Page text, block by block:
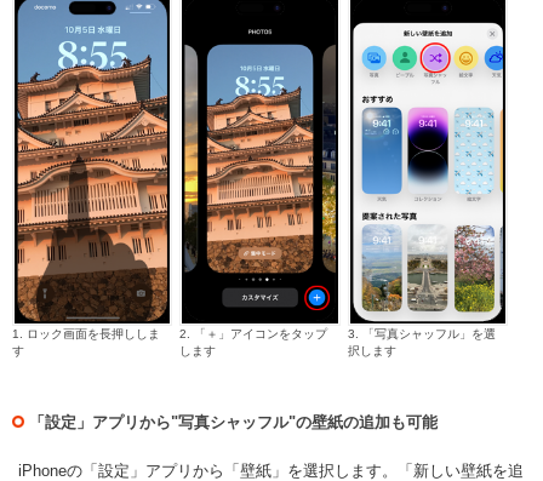
1. ロック画面を長押ししま
す
2. 「＋」アイコンをタップ
します
3. 「写真シャッフル」を選
択します
「設定」アプリから"写真シャッフル"の壁紙の追加も可能
iPhoneの「設定」アプリから「壁紙」を選択します。「新しい壁紙を追